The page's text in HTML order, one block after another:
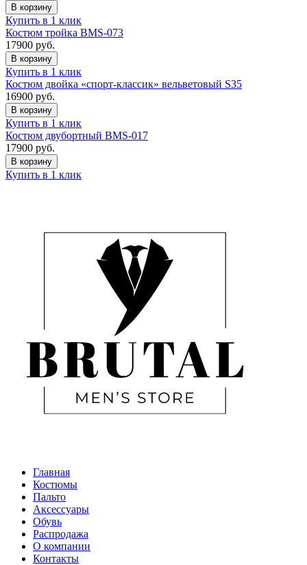
В корзину
Купить в 1 клик
Костюм тройка BMS-073
17900 руб.
В корзину
Купить в 1 клик
Костюм двойка «спорт-классик» вельветовый S35
16900 руб.
В корзину
Купить в 1 клик
Костюм двубортный BMS-017
17900 руб.
В корзину
Купить в 1 клик
Главная
Костюмы
Пальто
Аксессуары
Обувь
Распродажа
О компании
Контакты